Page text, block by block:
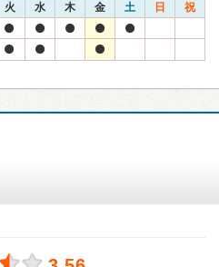
火 水 木 金 土 日 祝